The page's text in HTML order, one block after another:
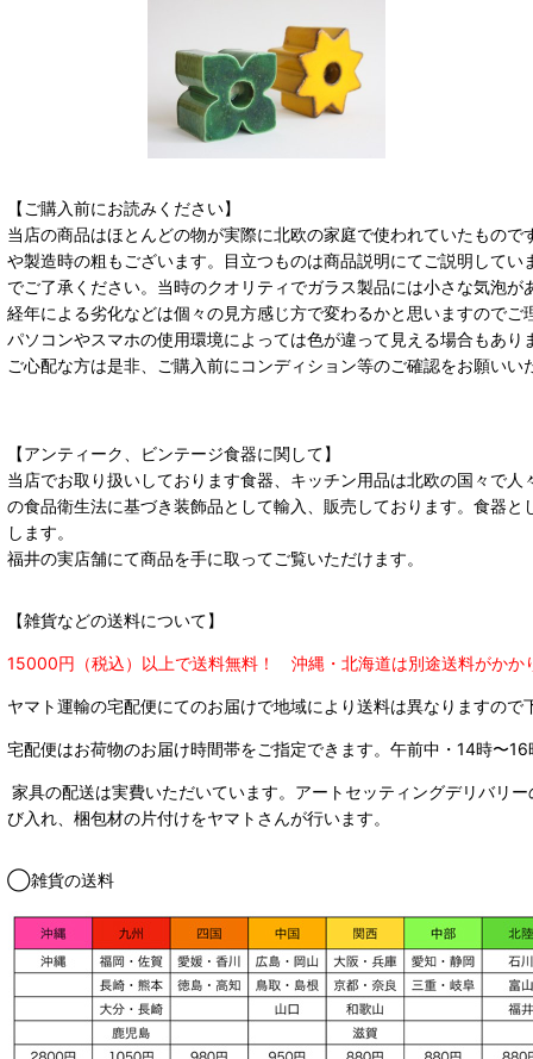
【ご購入前にお読みください】
当店の商品はほとんどの物が実際に北欧の家庭で使われていたもの
や製造時の粗もございます。目立つものは商品説明にてご説明して
でご了承ください。当時のクオリティでガラス製品には小さな気泡が
経年による劣化などは個々の見方感じ方で変わるかと思いますのでご
パソコンやスマホの使用環境によっては色が違って見える場合もあ
ご心配な方は是非、ご購入前にコンディション等のご確認をお願い
【アンティーク、ビンテージ食器に関して】
当店でお取り扱いしております食器、キッチン用品は北欧の国々で
の食品衛生法に基づき装飾品として輸入、販売しております。食器
します。
福井の実店舗にて商品を手に取ってご覧いただけます。
【雑貨などの送料について】
15000円（税込）以上で送料無料！ 沖縄・北海道は別途送料がかか
ヤマト運輸の宅配便にてのお届けで地域により送料は異なりますので
宅配便はお荷物のお届け時間帯をご指定できます。 午前中・14時〜
家具の配送は実費いただいています。アートセッティングデリバリ
び入れ、梱包材の片付けをヤマトさんが行います。
◯雑貨の送料